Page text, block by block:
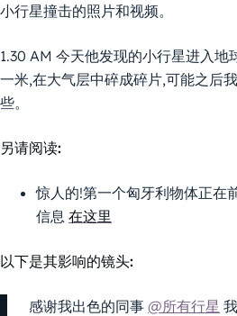
小行星撞击的照片和视频。
1.30 AM 今天他发现的小行星进入地
一米,在大气层中碎成碎片,可能之后
些。
另请阅读:
惊人的!第一个匈牙利物体正在
信息 在这里
以下是其影响的镜头:
感谢我出色的同事 @所有行星